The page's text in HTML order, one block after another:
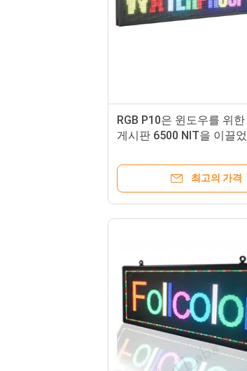
RGB P10은 윈도우를 위
게시판 6500 NIT을 이끌
최고의 가격